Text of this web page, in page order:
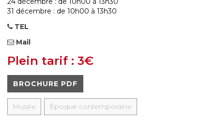
31 décembre : de 10h00 à 13h30
TEL
Mail
Plein tarif : 3€
BROCHURE PDF
Musée Époque contemporaine